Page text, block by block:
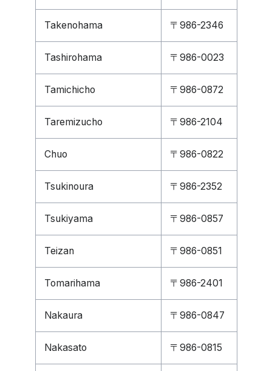
Takenohama 〒986-2346
Tashirohama 〒986-0023
Tamichicho 〒986-0872
Taremizucho 〒986-2104
Chuo 〒986-0822
Tsukinoura 〒986-2352
Tsukiyama 〒986-0857
Teizan 〒986-0851
Tomarihama 〒986-2401
Nakaura 〒986-0847
Nakasato 〒986-0815